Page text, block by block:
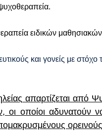
ειδικών
και γονείς με στόχο
απαρτίζεται από
οι οποίοι